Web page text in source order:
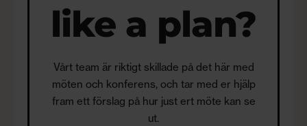
like a plan?
Vårt team är riktigt skillade på det här med
möten och konferens, och tar med er hjälp
fram ett förslag på hur just ert möte kan se
ut.